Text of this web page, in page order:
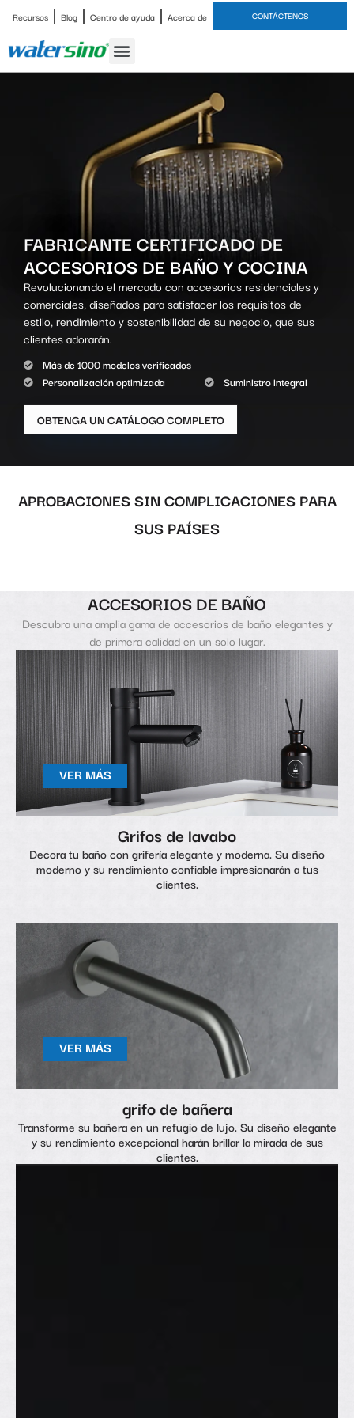
Recursos Blog Centro de ayuda Acerca de CONTÁCTENOS
FABRICANTE CERTIFICADO DE
ACCESORIOS DE BAÑO Y COCINA
Revolucionando el mercado con accesorios residenciales y
comerciales, diseñados para satisfacer los requisitos de
estilo, rendimiento y sostenibilidad de su negocio, que sus
clientes adorarán.
Más de 1000 modelos verificados
Personalización optimizada
Suministro integral
OBTENGA UN CATÁLOGO COMPLETO
APROBACIONES SIN COMPLICACIONES PARA
SUS PAÍSES
ACCESORIOS DE BAÑO
Descubra una amplia gama de accesorios de baño elegantes y
de primera calidad en un solo lugar.
VER MÁS
Grifos de lavabo
Decora tu baño con grifería elegante y moderna. Su diseño
moderno y su rendimiento confiable impresionarán a tus
clientes.
VER MÁS
grifo de bañera
Transforme su bañera en un refugio de lujo. Su diseño elegante
y su rendimiento excepcional harán brillar la mirada de sus
clientes.